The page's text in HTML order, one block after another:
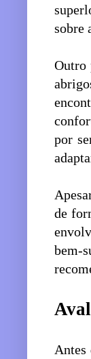
sobre
Outro
por
de
bem-
Antes